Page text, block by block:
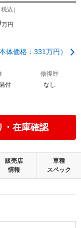
込）
万円
体価格：331万円）
付
修復歴
なし
・在庫確認
販売店
情報
車種
スペック